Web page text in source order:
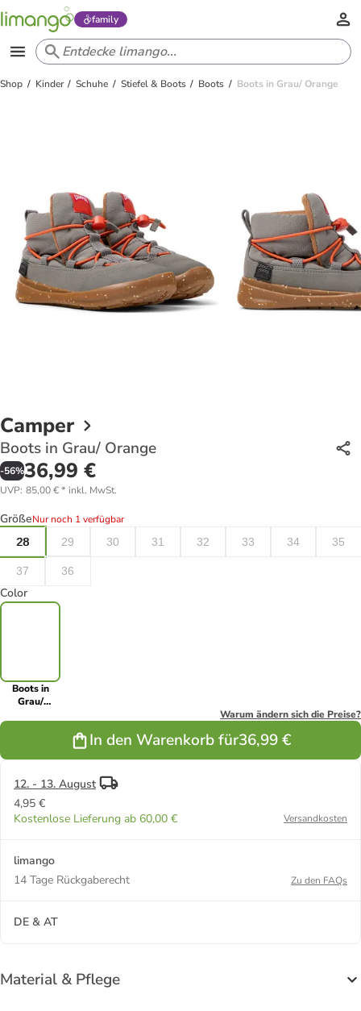
family
Shop Kinder Schuhe Stiefel & Boots Boots Boots in Grau/ Orange
Camper
Boots in Grau/ Orange
-56%36,99 €
UVP: 85,00 €* inkl. MwSt.
GrößeNur noch 1 verfügbar
28
29 30 31 32 33 34 35
37 36
Color
Boots in
Grau/
Warum ändern sich die Preise?
In den Warenkorb für36,99 €
12. - 13. August
4,95 €
Kostenlose Lieferung ab 60,00 €
Versandkosten
limango
14 Tage Rückgaberecht
Zu den FAQs
DE & AT
Material & Pflege